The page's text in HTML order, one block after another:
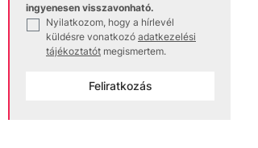
ingyenesen visszavonható.
✓
Nyilatkozom, hogy a hírlevél
küldésre vonatkozó adatkezelési
tájékoztatót megismertem.
Feliratkozás